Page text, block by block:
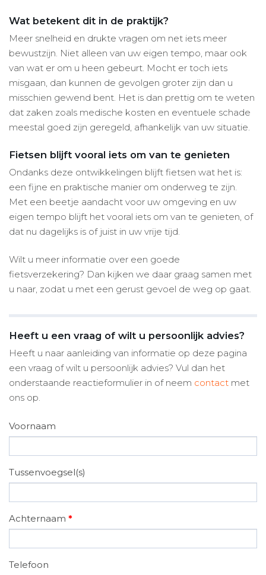
Wat betekent dit in de praktijk?
Meer snelheid en drukte vragen om net iets meer
bewustzijn. Niet alleen van uw eigen tempo, maar ook
van wat er om u heen gebeurt. Mocht er toch iets
misgaan, dan kunnen de gevolgen groter zijn dan u
misschien gewend bent. Het is dan prettig om te weten
dat zaken zoals medische kosten en eventuele schade
meestal goed zijn geregeld, afhankelijk van uw situatie.
Fietsen blijft vooral iets om van te genieten
Ondanks deze ontwikkelingen blijft fietsen wat het is:
een fijne en praktische manier om onderweg te zijn.
Met een beetje aandacht voor uw omgeving en uw
eigen tempo blijft het vooral iets om van te genieten, of
dat nu dagelijks is of juist in uw vrije tijd.
Wilt u meer informatie over een goede
fietsverzekering? Dan kijken we daar graag samen met
u naar, zodat u met een gerust gevoel de weg op gaat.
Heeft u een vraag of wilt u persoonlijk advies?
Heeft u naar aanleiding van informatie op deze pagina
een vraag of wilt u persoonlijk advies? Vul dan het
onderstaande reactieformulier in of neem contact met
ons op.
Voornaam
Tussenvoegsel(s)
Achternaam *
Telefoon